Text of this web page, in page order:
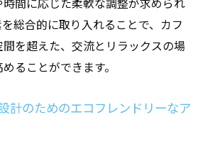
適さを追求するための空間レイ
を向上させるための設計要素
総合的に取り入れることで、カフ
を超えた、交流とリラックスの場
ることができます。
計のためのエコフレンドリーなア